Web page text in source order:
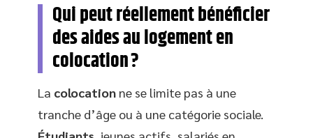
Qui peut réellement bénéficier
des aides au logement en
colocation ?
La colocation ne se limite pas à une
tranche d’âge ou à une catégorie sociale.